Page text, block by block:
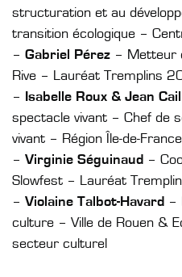
structuration et au
transition écologique –
– Gabriel Pérez – Metteur
Rive – Lauréat Tremplins
–
Isabelle Roux & Jean
spectacle vivant – Chef de
vivant – Région Île-de-France
– Virginie Séguinaud –
Slowfest – Lauréat
– Violaine Talbot-Havard –
culture – Ville de Rouen &
secteur culturel